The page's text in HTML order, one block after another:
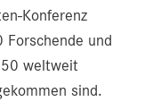
Konferenz
und
weltweit
sind.